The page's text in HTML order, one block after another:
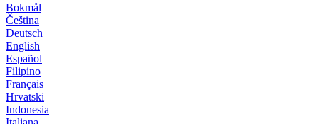
Bokmål
Čeština
Deutsch
English
Español
Filipino
Français
Hrvatski
Indonesia